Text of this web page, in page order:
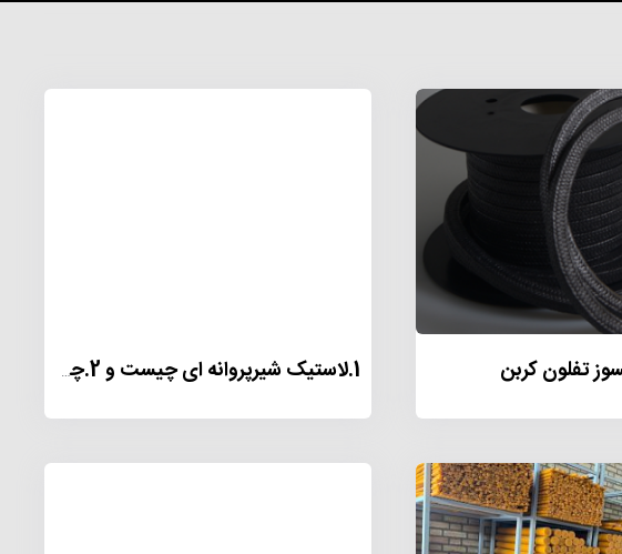
تفلون کربن 1.لاستیک شیرپروانه ای چیست و 2.چه کاربردی دارد؟